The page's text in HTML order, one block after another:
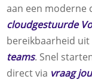
aan een moderne
cloudgestuurde
bereikbaarheid
teams.​ Snel
direct via vraag